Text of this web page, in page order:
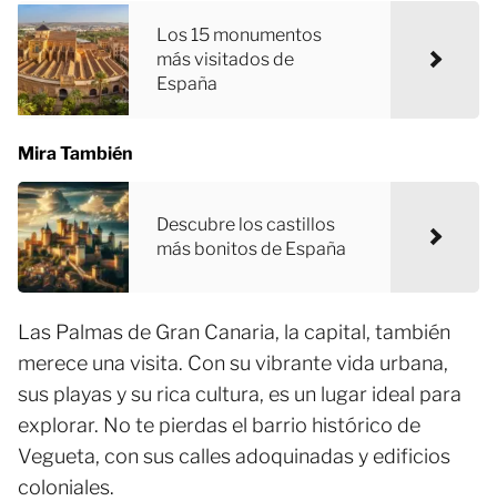
Los 15 monumentos
más visitados de
España
Mira También
Descubre los castillos
más bonitos de España
Las Palmas de Gran Canaria, la capital, también
merece una visita. Con su vibrante vida urbana,
sus playas y su rica cultura, es un lugar ideal para
explorar. No te pierdas el barrio histórico de
Vegueta, con sus calles adoquinadas y edificios
coloniales.